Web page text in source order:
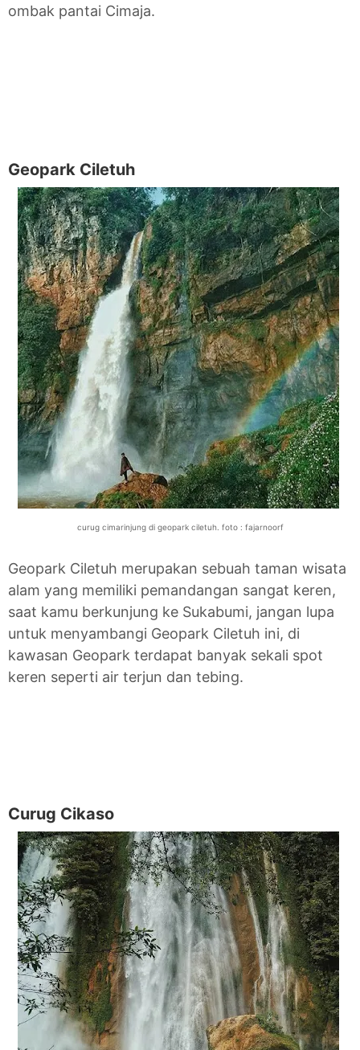
ombak pantai Cimaja.
Geopark Ciletuh
curug cimarinjung di geopark ciletuh. foto : fajarnoorf
Geopark Ciletuh merupakan sebuah taman wisata
alam yang memiliki pemandangan sangat keren,
saat kamu berkunjung ke Sukabumi, jangan lupa
untuk menyambangi Geopark Ciletuh ini, di
kawasan Geopark terdapat banyak sekali spot
keren seperti air terjun dan tebing.
Curug Cikaso